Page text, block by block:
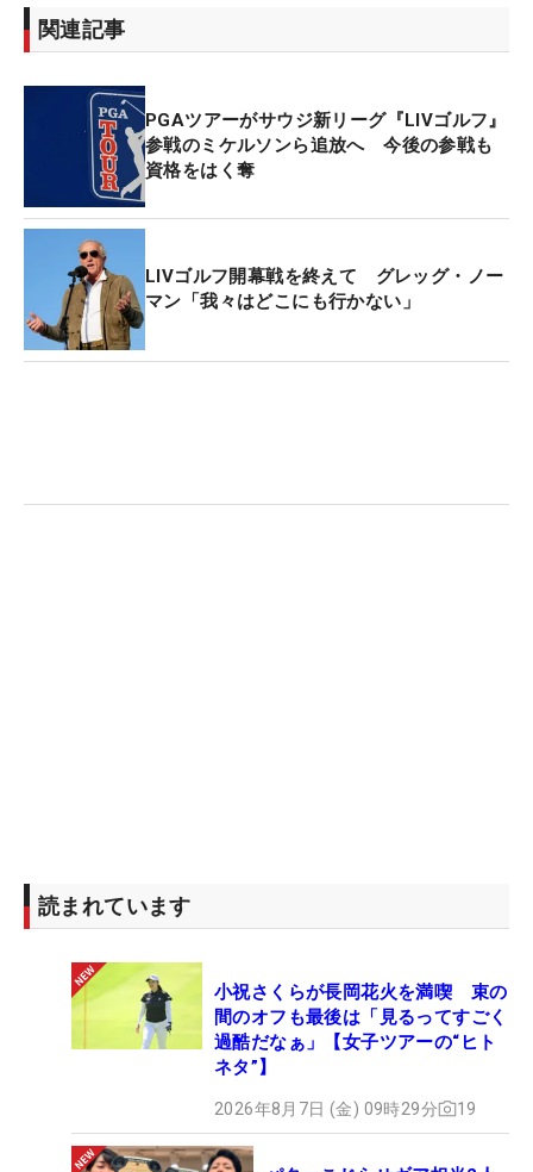
催した『リブ・ゴルフ』のCEO、ノーマンに対する
対抗意識が自身を奮起させたことをマキロイは明か
ションのすべてだったわけではなく、「ほんの少し
だけ余計に」と表したところに、マキロイらしいウ
ィットに富んだ知性がにじみ出ていた。
RBCカナディアン・オープン
も2021年も開催されなかったため、カナダのゴルフ
ファンにとっては、3年ぶりに迎えたPGAツアーの
大会となった。本来なら、RBC契約プロである
ティン・ジョンソンやグレアム・マクドウェルが大
関連記事
PGAツアーがサウジ新リーグ『LIVゴルフ』
参戦のミケルソンら追放へ 今後の参戦も
資格をはく奪
LIVゴルフ開幕戦を終えて グレッグ・ノー
マン「我々はどこにも行かない」
読まれています
小祝さくらが長岡花火を満喫 束の
間のオフも最後は「見るってすごく
過酷だなぁ」【女子ツアーの“ヒト
ネタ”】
2026年8月7日 (金) 09時29分 19